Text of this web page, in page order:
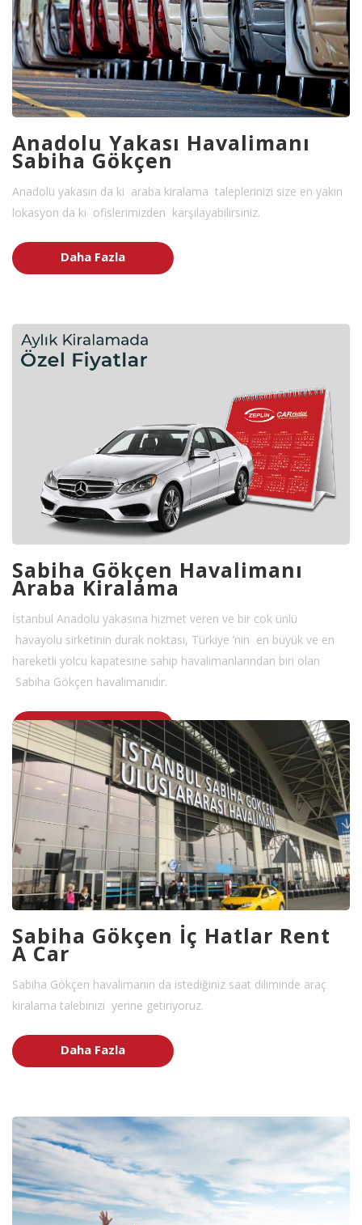
Anadolu Yakası Havalimanı
Sabiha Gökçen
Anadolu yakasın da ki araba kiralama taleplerinizi size en yakın
lokasyon da ki ofislerimizden karşılayabilirsiniz.
Daha Fazla
Sabiha Gökçen Havalimanı
Araba Kiralama
İstanbul Anadolu yakasına hizmet veren ve bir cok ünlü
havayolu sirketinin durak noktası, Türkiye ’nin en büyük ve en
hareketli yolcu kapatesine sahip havalimanlarından biri olan
Sabiha Gökçen havalimanıdır.
Daha Fazla
Sabiha Gökçen İç Hatlar Rent
A Car
Sabiha Gökçen havalimanın da istediğiniz saat diliminde araç
kiralama talebinizi yerine getiriyoruz.
Daha Fazla